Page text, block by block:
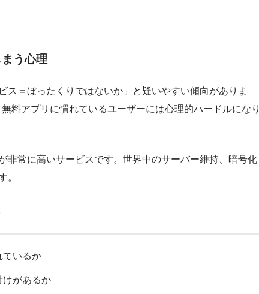
う心理
ス＝ぼったくりではないか」と疑いやすい傾向がありま
料アプリに慣れているユーザーには心理的ハードルになり
非常に高いサービスです。世界中のサーバー維持、暗号化
。
ているか
けがあるか